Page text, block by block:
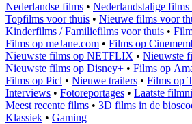
Nederlandse films • Nederlandstalige
Topfilms voor thuis • Nieuwe films voor
Kinderfilms / Familiefilms voor thuis •
Films op meJane.com • Films op
Nieuwste films op NETFLIX • Nieuwste
Nieuwste films op Disney+ • Films op
Films op Picl • Nieuwe trailers • Films op
Interviews • Fotoreportages • Laatste
Meest recente films • 3D films in de
Klassiek • Gaming